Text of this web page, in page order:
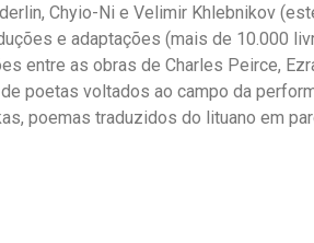
Chyio-Ni e Velimir Khlebnikov
e adaptações (mais de 10.000
entre as obras de Charles Peirce,
poetas voltados ao campo da
poemas traduzidos do lituano em